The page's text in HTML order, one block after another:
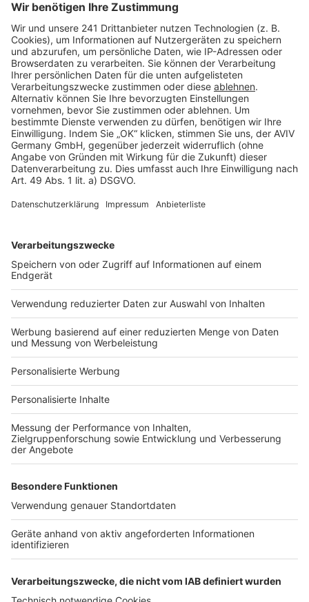
Seitenaufbau
Barrierefreiheit
Cookie Einstellungen
Rechtliches
AGB-Übersicht
Datenschutz
Impressum
Services
Bauprojekt-Quiz
Häuser-Suche
Hausanbieter-Suche
Bauprojekt-Profil
Für Unternehmen
Ihre Baufirma auf bauen.de
Kostenloses Infogespräch